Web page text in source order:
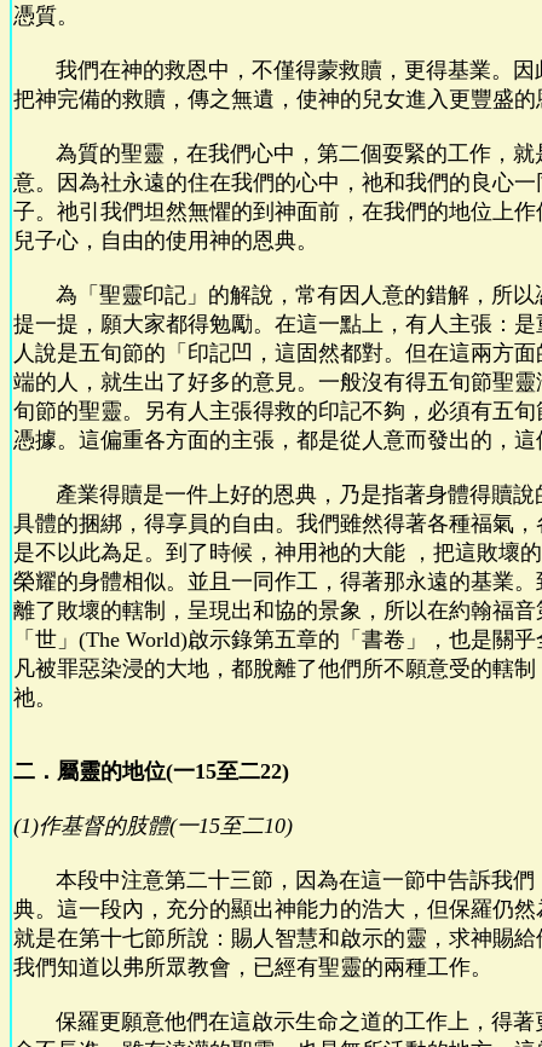
憑質。
我們在神的救恩中，不僅得蒙救贖，更得基業。因
把神完備的救贖，傳之無遺，使神的兒女進入更豐盛
為質的聖靈，在我們心中，第二個耍緊的工作，就
意。因為社永遠的住在我們的心中，祂和我們的良心
子。祂引我們坦然無懼的到神面前，在我們的地位上
兒子心，自由的使用神的恩典。
為「聖靈印記」的解說，常有因人意的錯解，所以
提一提，願大家都得勉勵。在這一點上，有人主張：
人說是五旬節的「印記凹，這固然都對。但在這兩方
端的人，就生出了好多的意見。一般沒有得五旬節聖
旬節的聖靈。另有人主張得救的印記不夠，必須有五
憑據。這偏重各方面的主張，都是從人意而發出的，
產業得贖是一件上好的恩典，乃是指著身體得贖說
具體的捆綁，得享員的自由。我們雖然得著各種福氣
是不以此為足。到了時候，神用祂的大能 ，把這敗壞
榮耀的身體相似。並且一同作工，得著那永遠的基業
離了敗壞的轄制，呈現出和協的景象，所以在約翰福
「世」(The World)啟示錄第五章的「書卷」，也是關
凡被罪惡染浸的大地，都脫離了他們所不願意受的轄
祂。
二．屬靈的地位(一15至二22)
(1)作基督的肢體(一15至二10)
本段中注意第二十三節，因為在這一節中告訴我們
典。這一段內，充分的顯出神能力的浩大，但保羅仍
就是在第十七節所說：賜人智慧和啟示的靈，求神賜
我們知道以弗所眾教會，已經有聖靈的兩種工作。
保羅更願意他們在這啟示生命之道的工作上，得著